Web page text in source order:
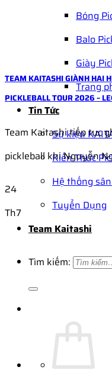
Bóng
Balo
Giày
Trang
Tin Tức
Sự kiện
Kiến Thức
Hệ thống
Tuyển Dụng
Team Kaitashi
Tìm kiếm:
TEAM KAITASHI GIÀNH HAI
PICKLEBALL TOUR 2026 –
Team Kaitashi tiếp tục
pickleball khi Nguyễn
24
Th7